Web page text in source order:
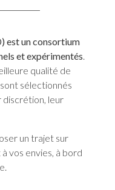
est un consortium
et expérimentés.
qualité de
sélectionnés
discrétion, leur
un trajet sur
vos envies, à bord